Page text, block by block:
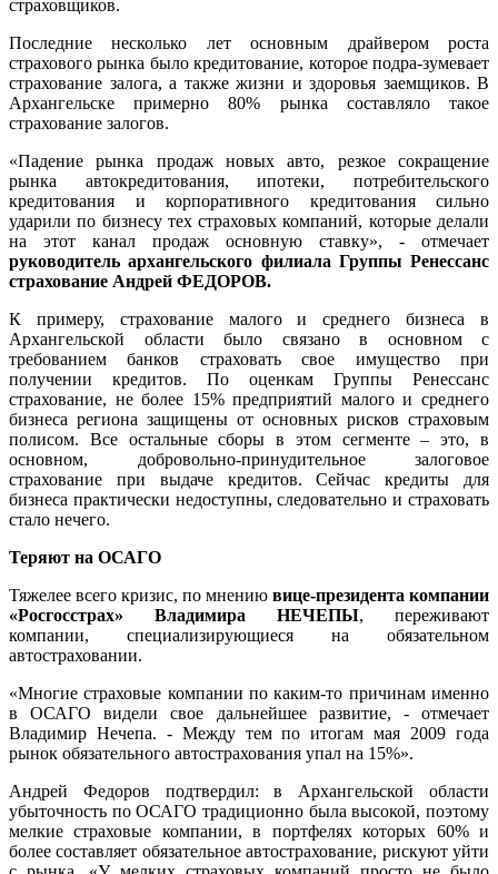
страховщиков.
Последние несколько лет основным драйвером роста
страхового рынка было кредитование, которое подра-зумевает
страхование залога, а также жизни и здоровья заемщиков. В
Архангельске примерно 80% рынка составляло такое
страхование залогов.
«Падение рынка продаж новых авто, резкое сокращение
рынка автокредитования, ипотеки, потребительского
кредитования и корпоративного кредитования сильно
ударили по бизнесу тех страховых компаний, которые делали
на этот канал продаж основную ставку», - отмечает
руководитель архангельского филиала Группы Ренессанс
страхование Андрей ФЕДОРОВ.
К примеру, страхование малого и среднего бизнеса в
Архангельской области было связано в основном с
требованием банков страховать свое имущество при
получении кредитов. По оценкам Группы Ренессанс
страхование, не более 15% предприятий малого и среднего
бизнеса региона защищены от основных рисков страховым
полисом. Все остальные сборы в этом сегменте – это, в
основном, добровольно-принудительное залоговое
страхование при выдаче кредитов. Сейчас кредиты для
бизнеса практически недоступны, следовательно и страховать
стало нечего.
Теряют на ОСАГО
Тяжелее всего кризис, по мнению вице-президента компании
«Росгосстрах» Владимира НЕЧЕПЫ, переживают
компании, специализирующиеся на обязательном
автостраховании.
«Многие страховые компании по каким-то причинам именно
в ОСАГО видели свое дальнейшее развитие, - отмечает
Владимир Нечепа. - Между тем по итогам мая 2009 года
рынок обязательного автострахования упал на 15%».
Андрей Федоров подтвердил: в Архангельской области
убыточность по ОСАГО традиционно была высокой, поэтому
мелкие страховые компании, в портфелях которых 60% и
более составляет обязательное автострахование, рискуют уйти